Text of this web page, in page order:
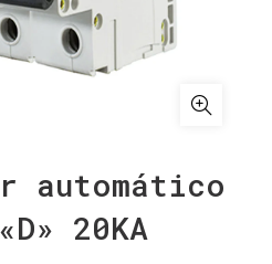
automático
20KA